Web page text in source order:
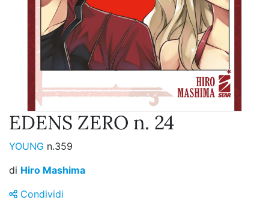
EDENS ZERO n. 24
YOUNG n.359
di Hiro Mashima
Condividi